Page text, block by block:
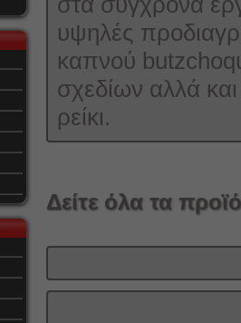
υψηλές
καπνού
σχεδίων αλλά
ρείκι.
Δείτε όλα τα